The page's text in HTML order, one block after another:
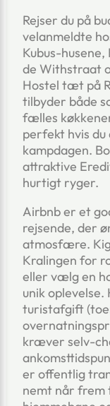
Rejser du på
velanmeldte
Kubus-
de Withstraat
Hostel tæt på
tilbyder både
fælles
perfekt hvis
kampdagen.
attraktive
hurtigt ryger.
Airbnb er et
rejsende, der
atmosfære.
Kralingen for
eller vælg en
unik
turistafgift
kræver selv-
er offentlig
nemt når frem